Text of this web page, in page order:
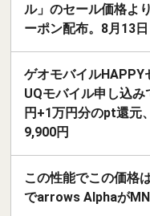
ル」のセール価格よ
ーポン配布。8月13
ゲオモバイルHAPPY
UQモバイル申し込み
円+1万円分のpt還元
9,900円
この性能でこの価格
でarrows Alphaが